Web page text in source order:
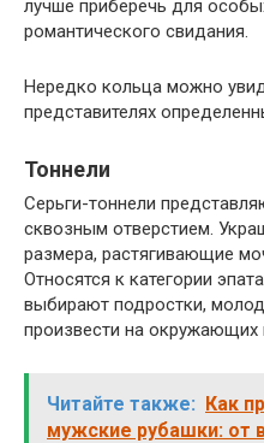
лучше приберечь для
романтического свидания.
Нередко кольца можно
представителях
Тоннели
Серьги-тоннели
сквозным отверстием.
размера, растягивающие
Относятся к категории
выбирают подростки,
произвести на
Читайте также: Как
мужские рубашки: от